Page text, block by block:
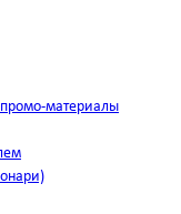
материалы